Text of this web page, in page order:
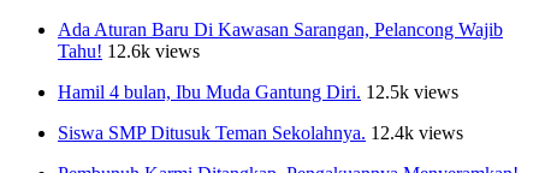
Ada Aturan Baru Di Kawasan Sarangan, Pelancong Wajib
Tahu! 12.6k views
Hamil 4 bulan, Ibu Muda Gantung Diri. 12.5k views
Siswa SMP Ditusuk Teman Sekolahnya. 12.4k views